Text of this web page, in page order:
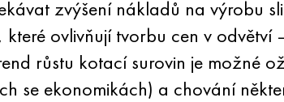
zvýšení nákladů na výrobu
které ovlivňují tvorbu cen v
růstu kotací surovin je možné
se ekonomikách) a chování